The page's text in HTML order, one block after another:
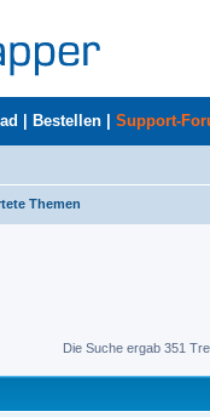
Bestellen Support-
Themen
Die Suche ergab 351